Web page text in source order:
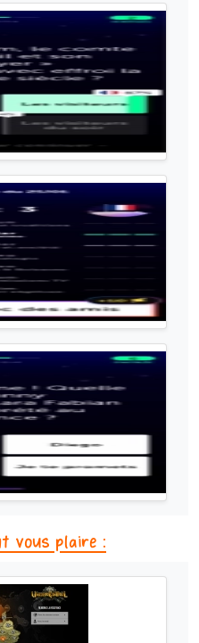
vous plaire :